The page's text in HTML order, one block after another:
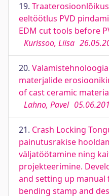
19.
eeltöötlus PVD
EDM cut tools before
Kurissoo, Liisa
20.
materjalide
of cast ceramic
Lahno, Pavel
21. Crash Locking
painutusrakise
väljatöötamine ning
projekteerimine.
and setting up manual
bending stamp and